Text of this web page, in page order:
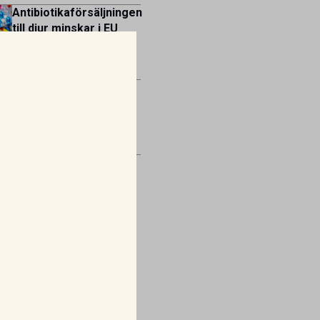
Antibiotikaförsäljningen
till djur minskar i EU